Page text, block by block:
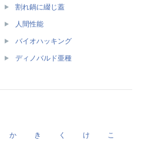
割れ鍋に綴じ蓋
人間性能
バイオハッキング
ディノバルド亜種
か き く け こ